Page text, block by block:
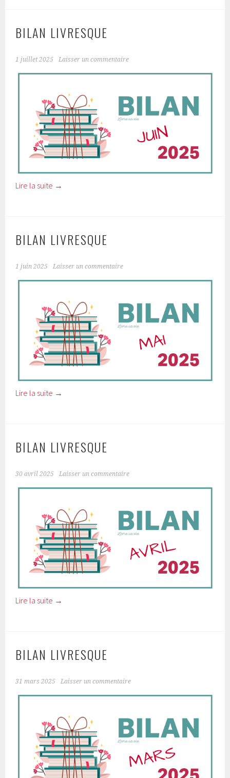
BILAN LIVRESQUE
1 juillet 2025 Laisser un commentaire
Lire la suite →
BILAN LIVRESQUE
1 juin 2025 Laisser un commentaire
Lire la suite →
BILAN LIVRESQUE
30 avril 2025 Laisser un commentaire
Lire la suite →
BILAN LIVRESQUE
31 mars 2025 Laisser un commentaire